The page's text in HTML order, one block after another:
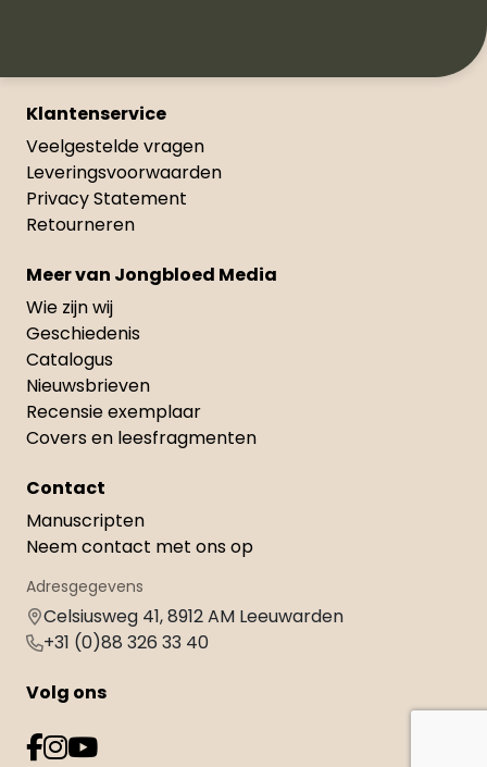
Klantenservice
Veelgestelde vragen
Leveringsvoorwaarden
Privacy Statement
Retourneren
Meer van Jongbloed Media
Wie zijn wij
Geschiedenis
Catalogus
Nieuwsbrieven
Recensie exemplaar
Covers en leesfragmenten
Contact
Manuscripten
Neem contact met ons op
Adresgegevens
Celsiusweg 41, 8912 AM Leeuwarden
+31 (0)88 326 33 40
Volg ons